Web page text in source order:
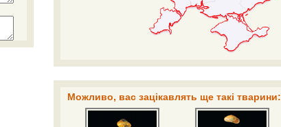
Можливо, вас зацікавлять ще такі тварини: